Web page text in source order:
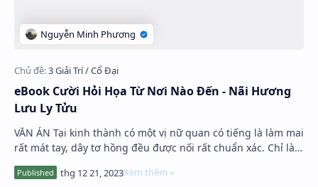
eBook Cười Hỏi Họa Từ Nơi Nào Đến - Nãi Hương
Lưu Ly Tửu
VĂN ÁN Tại kinh thành có một vị nữ quan có tiếng là làm mai
rất mát tay, dây tơ hồng đều được nối rất chuẩn xác. Chỉ là
không ngờ sự nghi…